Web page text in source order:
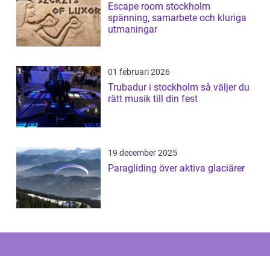
Escape room stockholm
spänning, samarbete och kluriga
utmaningar
01 februari 2026
Trubadur i stockholm så väljer du
rätt musik till din fest
19 december 2025
Paragliding över aktiva glaciärer